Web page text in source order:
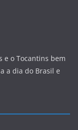
e o Tocantins bem
a dia do Brasil e